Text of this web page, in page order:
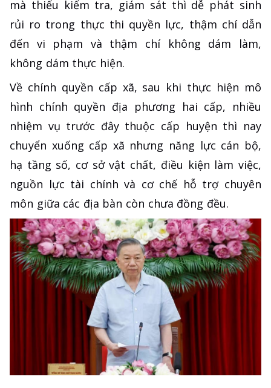
mà thiếu kiểm tra, giám sát thì dễ phát sinh
rủi ro trong thực thi quyền lực, thậm chí dẫn
đến vi phạm và thậm chí không dám làm,
không dám thực hiện.
Về chính quyền cấp xã, sau khi thực hiện mô
hình chính quyền địa phương hai cấp, nhiều
nhiệm vụ trước đây thuộc cấp huyện thì nay
chuyển xuống cấp xã nhưng năng lực cán bộ,
hạ tầng số, cơ sở vật chất, điều kiện làm việc,
nguồn lực tài chính và cơ chế hỗ trợ chuyên
môn giữa các địa bàn còn chưa đồng đều.